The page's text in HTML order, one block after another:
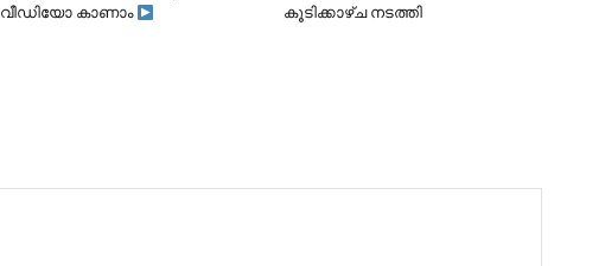
വീഡിയോ കാണാം
കൂടിക്കാഴ്ച നടത്തി